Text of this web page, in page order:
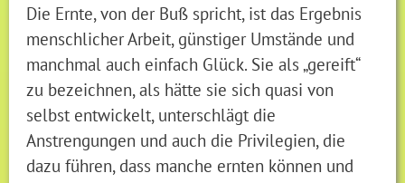
Die Ernte, von der Buß spricht, ist das Ergebnis
menschlicher Arbeit, günstiger Umstände und
manchmal auch einfach Glück. Sie als „gereift“
zu bezeichnen, als hätte sie sich quasi von
selbst entwickelt, unterschlägt die
Anstrengungen und auch die Privilegien, die
dazu führen, dass manche ernten können und